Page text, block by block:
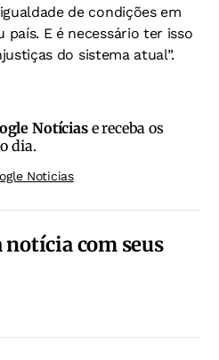
de condições em
país. E é necessário ter isso
do sistema atual”.
Notíciase receba os
dia.
Noticias
com seus